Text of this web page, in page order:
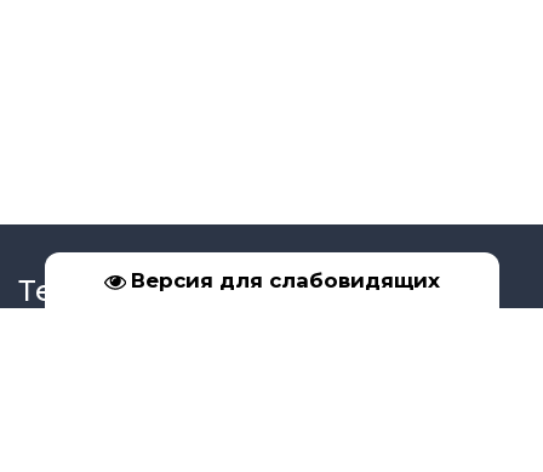
Версия для слабовидящих
Телефон